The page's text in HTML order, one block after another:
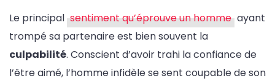
Le principal sentiment qu’éprouve un homme ayant
trompé sa partenaire est bien souvent la
culpabilité. Conscient d’avoir trahi la confiance de
l’être aimé, l’homme infidèle se sent coupable de son